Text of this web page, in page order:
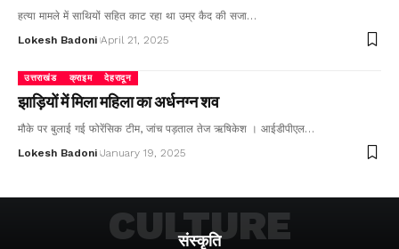
हत्या मामले में साथियों सहित काट रहा था उम्र कैद की सजा…
Lokesh Badoni April 21, 2025
उत्तराखंड क्राइम देहरादून
झाड़ियों में मिला महिला का अर्धनग्न शव
मौके पर बुलाई गई फोरेंसिक टीम, जांच पड़ताल तेज ऋषिकेश । आईडीपीएल…
Lokesh Badoni January 19, 2025
संस्कृति
CULTURE